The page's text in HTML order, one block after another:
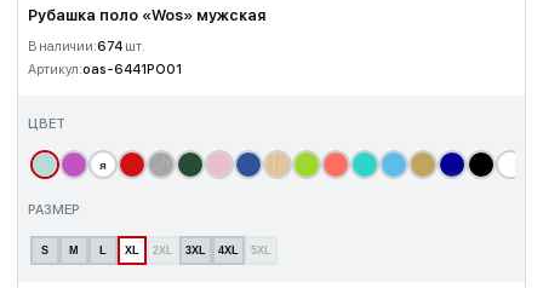
Рубашка поло «Wos» мужская
В наличии:674 шт.
Артикул:oas-6441PO01
ЦВЕТ
я
РАЗМЕР
S M L XL 2XL 3XL 4XL 5XL